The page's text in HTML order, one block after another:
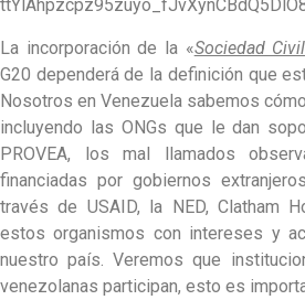
La incorporación de la «Sociedad Civil
G20 dependerá de la definición que
Nosotros en Venezuela sabemos
incluyendo las ONGs que le dan
PROVEA, los mal llamados
financiadas por gobiernos
través de USAID, la NED, Clatham
estos organismos con intereses y
nuestro país. Veremos que
venezolanas participan, esto es